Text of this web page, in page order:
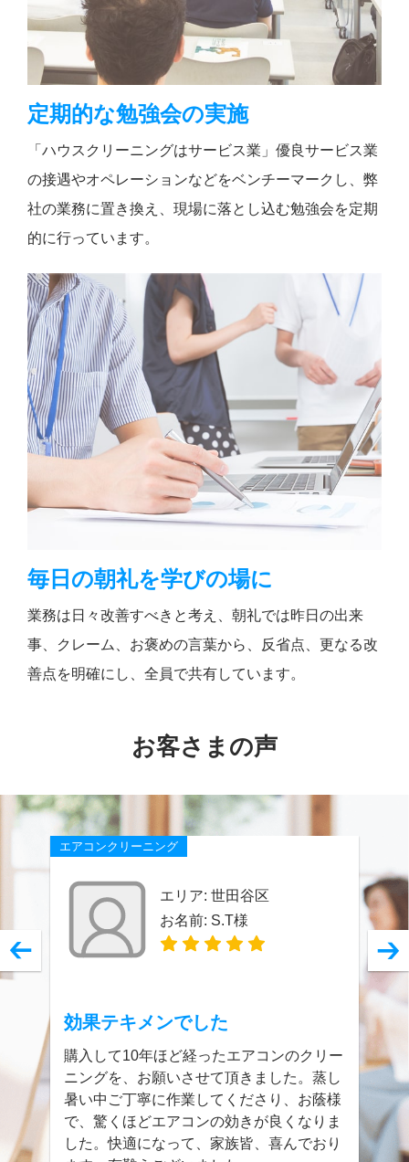
定期的な勉強会の実施
「ハウスクリーニングはサービス業」優良サービス業
の接遇やオペレーションなどをベンチーマークし、弊
社の業務に置き換え、現場に落とし込む勉強会を定期
的に行っています。
毎日の朝礼を学びの場に
業務は日々改善すべきと考え、朝礼では昨日の出来
事、クレーム、お褒めの言葉から、反省点、更なる改
善点を明確にし、全員で共有しています。
お客さまの声
エアコンクリーニング
エリア: 世田谷区
お名前: S.T様
効果テキメンでした
購入して10年ほど経ったエアコンのクリー
ニングを、お願いさせて頂きました。蒸し
暑い中ご丁寧に作業してくださり、お蔭様
で、驚くほどエアコンの効きが良くなりま
した。快適になって、家族皆、喜んでおり